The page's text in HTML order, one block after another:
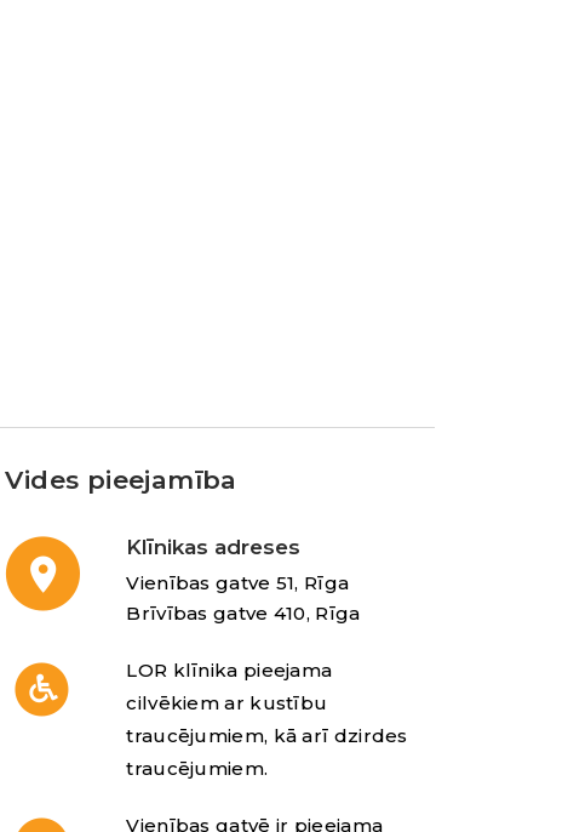
Vides pieejamība
Klīnikas adreses
Vienības gatve 51, Rīga
Brīvības gatve 410, Rīga
LOR klīnika pieejama
cilvēkiem ar kustību
traucējumiem, kā arī dzirdes
traucējumiem.
Vienības gatvē ir pieejama